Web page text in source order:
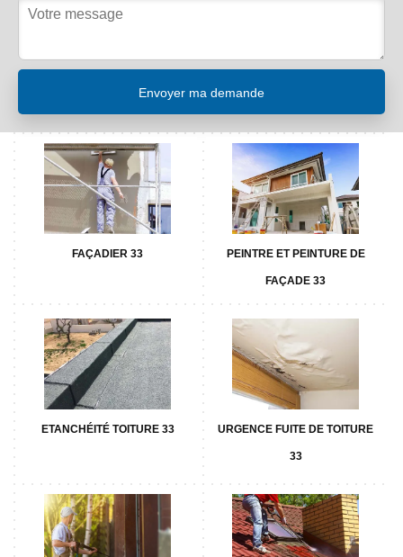
FAÇADIER 33 PEINTRE ET PEINTURE DE
FAÇADE 33
ETANCHÉITÉ TOITURE 33 URGENCE FUITE DE TOITURE
33